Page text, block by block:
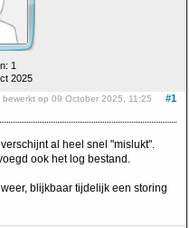
1
2025
#1
op 09 October 2025, 11:25
al heel snel "mislukt".
ook het log bestand.
blijkbaar tijdelijk een storing